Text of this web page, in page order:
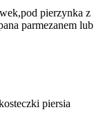
pierzynka z
parmezanem lub
piersia